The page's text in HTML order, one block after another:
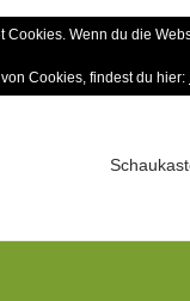
Sektion Mitterfels e.V. –
Wenn du die
Cookies, findest du hier: